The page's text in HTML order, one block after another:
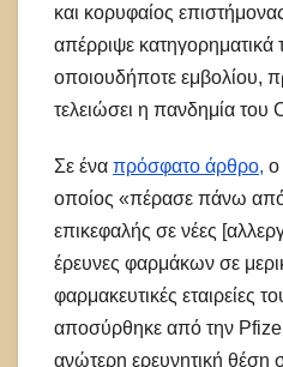
και κορυφαίος
απέρριψε κατηγορηματικά
οποιουδήποτε εμβολίου,
τελειώσει η πανδημία του
Σε ένα πρόσφατο άρθρο, ο
οποίος «πέρασε πάνω
επικεφαλής σε νέες
έρευνες φαρμάκων σε
φαρμακευτικές εταιρείες
αποσύρθηκε από την
ανώτερη ερευνητική θέση